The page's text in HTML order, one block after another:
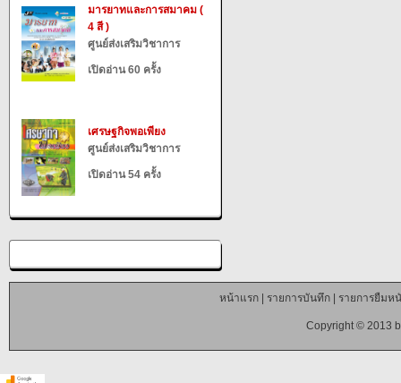
มารยาทและการสมาคม (
4 สี )
ศูนย์ส่งเสริมวิชาการ
เปิดอ่าน 60 ครั้ง
เศรษฐกิจพอเพียง
ศูนย์ส่งเสริมวิชาการ
เปิดอ่าน 54 ครั้ง
หน้าแรก| รายการบันทึก| รายการยืมห
Copyright © 2013